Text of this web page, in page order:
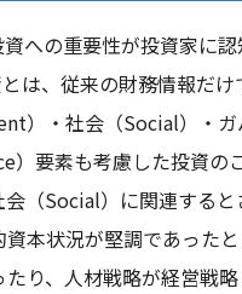
資への重要性が投資家に
とは、従来の財務情報だ
）・社会（Social）・
）要素も考慮した投資の
（Social）に関連すると
資本状況が堅調であった
たり、人材戦略が経営戦